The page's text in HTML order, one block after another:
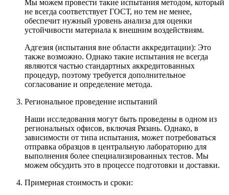
Мы можем провести такие испытания методом, который
не всегда соответствует ГОСТ, но тем не менее,
обеспечит нужный уровень анализа для оценки
устойчивости материала к внешним воздействиям.
Адгезия (испытания вне области аккредитации): Это
также возможно. Однако такие испытания не всегда
являются частью стандартных аккредитованных
процедур, поэтому требуется дополнительное
согласование и определение метода.
Региональное проведение испытаний
Наши исследования могут быть проведены в одном из
региональных офисов, включая Рязань. Однако, в
зависимости от типа испытания, может потребоваться
отправка образцов в центральную лабораторию для
выполнения более специализированных тестов. Мы
можем обсудить это в процессе подготовки и доставки.
Примерная стоимость и сроки: